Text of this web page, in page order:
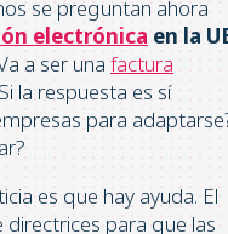
se preguntan ahora
electrónica en la
a ser una factura
la respuesta es sí
para
es que hay ayuda. El
para que las